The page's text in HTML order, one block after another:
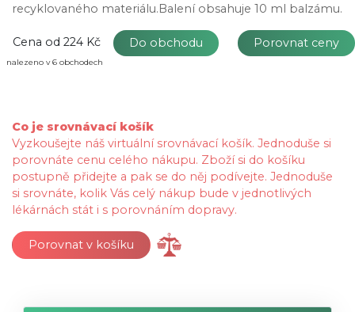
recyklovaného materiálu.Balení obsahuje 10 ml balzámu.
Cena od 224 Kč Do obchodu Porovnat ceny
nalezeno v 6 obchodech
Co je srovnávací košík
Vyzkoušejte náš virtuální srovnávací košík. Jednoduše si
porovnáte cenu celého nákupu. Zboží si do košíku
postupně přidejte a pak se do něj podívejte. Jednoduše
si srovnáte, kolik Vás celý nákup bude v jednotlivých
lékárnách stát i s porovnáním dopravy.
Porovnat v košíku